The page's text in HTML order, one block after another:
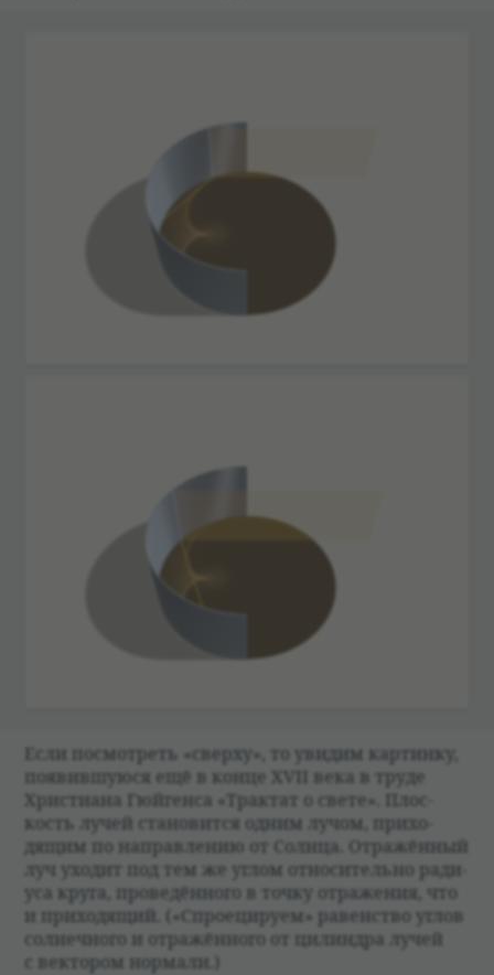
Если посмот­реть «сверху», то уви­дим кар­тинку,
появившуюся ещё в конце XVII века в труде
Хри­сти­ана Гюйгенса «Трак­тат о свете». Плос­
кость лучей ста­но­вится одним лучом, при­хо­
дящим по направ­ле­нию от Солнца. Отражён­ный
луч ухо­дит под тем же углом отно­си­тельно ради­
уса круга, про­ве­дён­ного в точку отраже­ния, что
и при­хо­дящий. («Спро­еци­руем» равен­ство углов
сол­неч­ного и отражён­ного от цилин­дра лучей
с век­то­ром нормали.)